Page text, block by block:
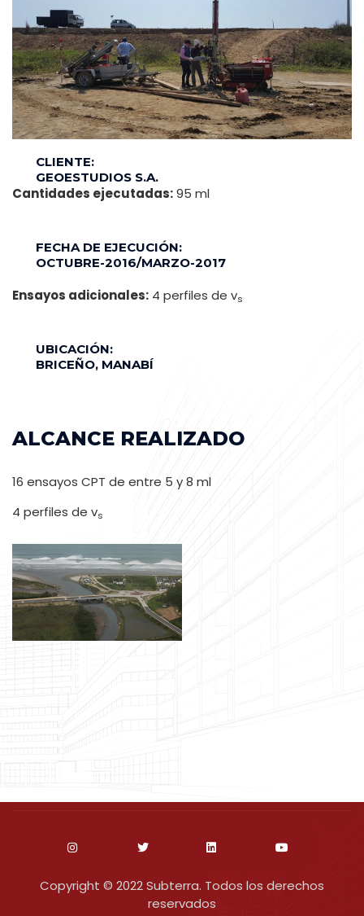
CLIENTE:
GEOESTUDIOS S.A.
Cantidades ejecutadas:95 ml
FECHA DE EJECUCIÓN:
OCTUBRE-2016/MARZO-2017
Ensayos adicionales: 4 perfiles de vs
UBICACIÓN:
BRICEÑO, MANABÍ
ALCANCE REALIZADO
16 ensayos CPT de entre 5 y 8 ml
4 perfiles de vs
Copyright © 2022 Subterra. Todos los derechos
reservados